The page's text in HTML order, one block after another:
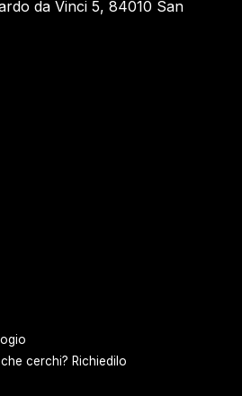
da Vinci 5, 84010 San
cerchi? Richiedilo